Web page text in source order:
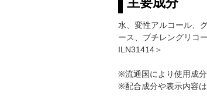
水、変性アルコール、
ース、ブチレングリコ
ILN31414＞
※流通国により使用成分
※配合成分や表示内容